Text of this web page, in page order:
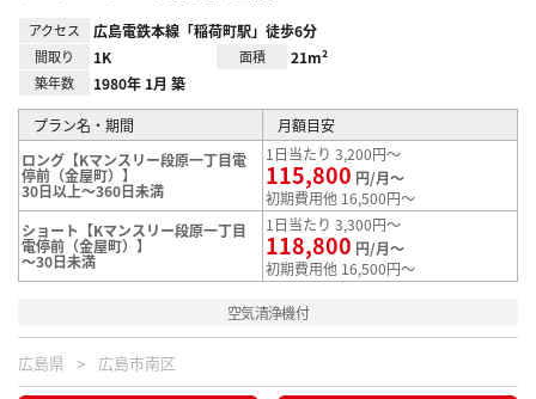
アクセス 広島電鉄本線「稲荷町駅」徒歩6分
間取り 1K 面積 21m²
築年数 1980年 1月 築
プラン名・期間
月額目安
ロング【Kマンスリー段原一丁目電
停前（金屋町）】
30日以上～360日未満
1日当たり 3,200円～
115,800 円/月～
初期費用他 16,500円～
ショート【Kマンスリー段原一丁目
電停前（金屋町）】
～30日未満
1日当たり 3,300円～
118,800 円/月～
初期費用他 16,500円～
空気清浄機付
広島県 広島市南区